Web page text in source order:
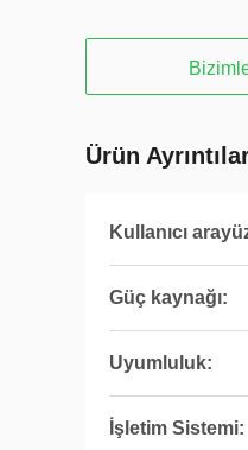
Ürün
Kullanıcı
Güç kaynağı:
Uyumluluk:
İşletim Sistemi: